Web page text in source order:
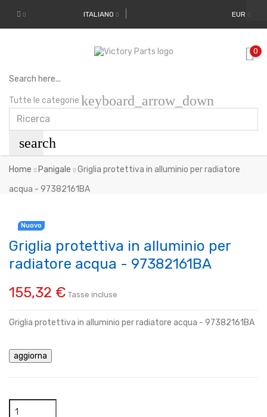
ITALIANO EUR
Search here...
Tutte le categorie keyboard_arrow_down
search
0
Home Panigale
Griglia protettiva in alluminio per radiatore
acqua - 97382161BA
Nuovo
Griglia protettiva in alluminio per
radiatore acqua - 97382161BA
155,32 € Tasse incluse
Griglia protettiva in alluminio per radiatore acqua - 97382161BA